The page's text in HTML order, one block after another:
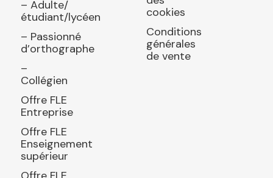
– Adulte/
étudiant/lycéen
– Passionné
d’orthographe
–
Collégien
Offre FLE
Entreprise
Offre FLE
Enseignement
supérieur
cookies
Conditions
générales
de vente